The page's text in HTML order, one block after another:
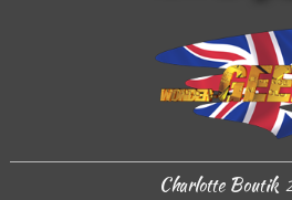
Charlotte Boutik